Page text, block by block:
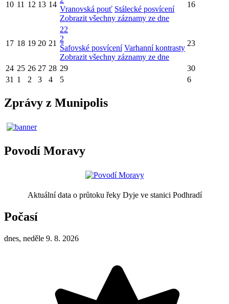
10 11 12 13 14
Vranovská pouť Stálecké posvícení
Zobrazit všechny záznamy ze dne
16
17 18 19 20 21
22
2
Šafovské posvícení Varhanní kontrasty
Zobrazit všechny záznamy ze dne
23
24 25 26 27 28 29
30
31 1 2 3 4 5 6
Zprávy z Munipolis
Povodí Moravy
Aktuální data o průtoku řeky Dyje ve stanici Podhradí
Počasí
dnes, neděle 9. 8. 2026